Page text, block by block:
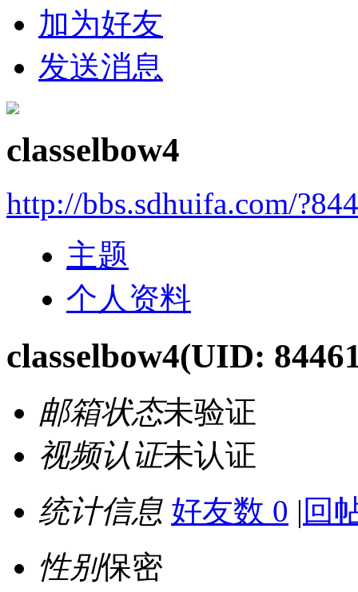
加为好友
发送消息
classelbow4
http://bbs.sdhuifa.com/
主题
个人资料
classelbow4(UID:
邮箱状态未验证
视频认证未认证
统计信息 好友数 0 | 回
性别保密